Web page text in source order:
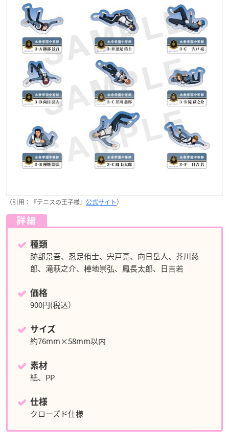
（引用：『テニスの王子様』 公式サイト）
詳細
種類
跡部景吾、忍足侑士、宍戸亮、向日岳人、芥川慈
郎、滝萩之介、樺地崇弘、鳳長太郎、日吉若
価格
900円(税込）
サイズ
約76mm×58mm以内
素材
紙、PP
仕様
クローズド仕様